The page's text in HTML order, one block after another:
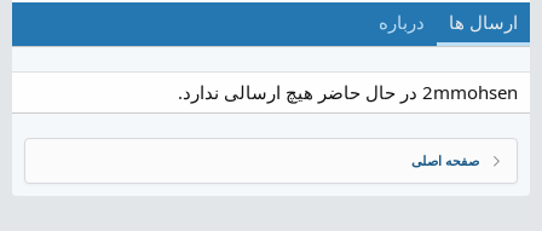
ارسال ها درباره
2mmohsen در حال حاضر هیچ ارسالی ندارد.
صفحه اصلی